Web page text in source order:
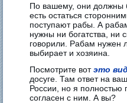
По вашему, они должны
есть остаться
поступают рабы. А
нужны ни богатства, ни
говорили. Рабам нужен
выбирает и хозяина.
Посмотрите вотэто
досуге. Там ответ на
России, но я полностью
согласен с ним. А вы?